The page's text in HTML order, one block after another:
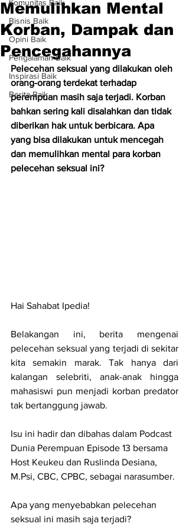
Komunitas Baik
Bisnis Baik
Opini Baik
Pengalaman Baik
Inspirasi Baik
Berita Baik
Memulihkan Mental
Korban, Dampak dan
Pencegahannya
Pelecehan seksual yang dilakukan oleh
orang-orang terdekat terhadap
perempuan masih saja terjadi. Korban
bahkan sering kali disalahkan dan tidak
diberikan hak untuk berbicara. Apa
yang bisa dilakukan untuk mencegah
dan memulihkan mental para korban
pelecehan seksual ini?
Hai Sahabat Ipedia!
Belakangan ini, berita mengenai
pelecehan seksual yang terjadi di sekitar
kita semakin marak. Tak hanya dari
kalangan selebriti, anak-anak hingga
mahasiswi pun menjadi korban predator
tak bertanggung jawab.
Isu ini hadir dan dibahas dalam Podcast
Dunia Perempuan Episode 13 bersama
Host Keukeu dan Ruslinda Desiana,
M.Psi, CBC, CPBC, sebagai narasumber.
Apa yang menyebabkan pelecehan
seksual ini masih saja terjadi?